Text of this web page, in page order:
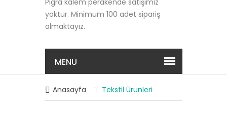
Pigra kalem perakende satışımız
yoktur. Minimum 100 adet sipariş
almaktayız.
MENU
Anasayfa Tekstil Ürünleri